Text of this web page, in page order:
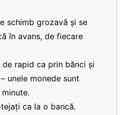
schimb grozavă și se
în avans, de fiecare
rapid ca prin bănci și
unele monede sunt
ca la o bancă.